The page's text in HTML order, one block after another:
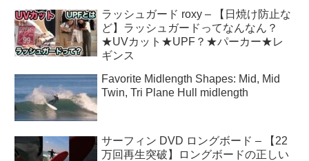
ラッシュガード roxy – 【日焼け防止な
ど】ラッシュガードってなんなん？
★UVカット★UPF？★パーカー★レ
ギンス
Favorite Midlength Shapes: Mid, Mid
Twin, Tri Plane Hull midlength
サーフィン DVD ロングボード – 【22
万回再生突破】ロングボードの正しい